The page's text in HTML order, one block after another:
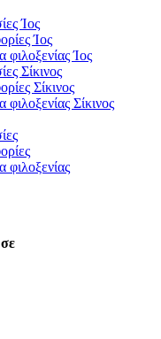
Ίος
Ίος
Ίος
Σίκινος
Σίκινος
Σίκινος